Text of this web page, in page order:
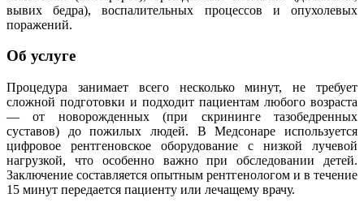
вывих бедра), воспалительных процессов и опухолевых
поражений.
Об услуге
Процедура занимает всего несколько минут, не требует
сложной подготовки и подходит пациентам любого возраста
— от новорожденных (при скрининге тазобедренных
суставов) до пожилых людей. В Медсонаре используется
цифровое рентгеновское оборудование с низкой лучевой
нагрузкой, что особенно важно при обследовании детей.
Заключение составляется опытным рентгенологом и в течение
15 минут передается пациенту или лечащему врачу.